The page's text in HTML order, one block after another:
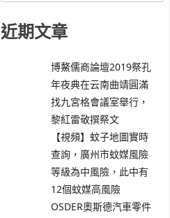
近期文章
博鰲儒商論壇2019祭孔
年夜典在云南曲靖圓滿
找九宮格會議室舉行，
黎紅雷敬撰祭文
【視頻】蚊子地圖實時
查詢，廣州市蚊媒風險
等級為中風險，此中有
12個蚊媒高風險
OSDER奧斯德汽車零件